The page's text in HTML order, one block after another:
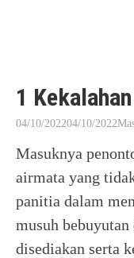
1
04/10/202204/10/2022
Masuknya
airmata yang
panitia dalam
musuh
disediakan serta